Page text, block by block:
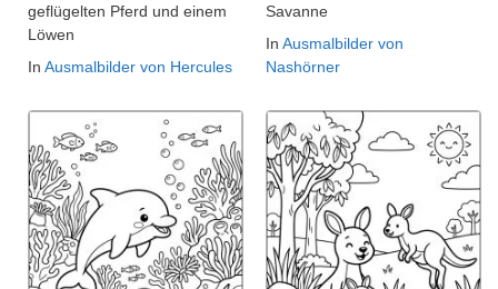
geflügelten Pferd und einem
Löwen
In Ausmalbilder von Hercules
Savanne
In Ausmalbilder von
Nashörner